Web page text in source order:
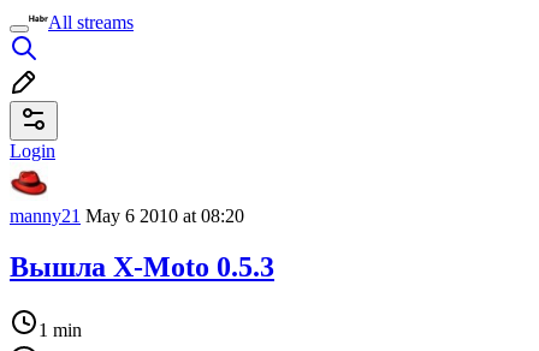
All streams
Login
manny21 May 6 2010 at 08:20
Вышла X-Moto 0.5.3
1 min